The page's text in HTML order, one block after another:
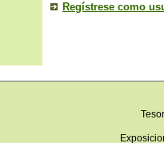
Regístrese como